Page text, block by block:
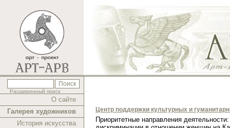
Расширенный поиск
О сайте
Галерея художников
История искусства
Центр поддержки культурных и
Приоритетные направления